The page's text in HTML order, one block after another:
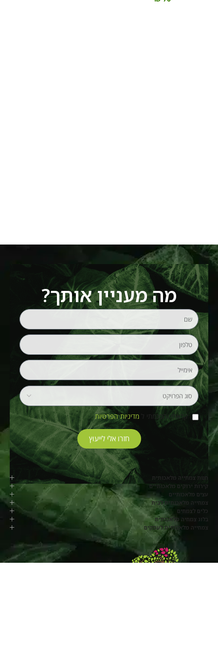
מה מעניין אותך?
קראתי והסכמתי ל מדיניות הפרטיות
חזרו אלי לייעוץ
חנות צמחייה מלאכותית
קירות ירוקים מלאכותיים
עצים מלאכותיים
צמחייה מלאכותית לבית
כלים לצמחים
בלוג צמחיה מלאכותית
צמחייה מלאכותית לעסקים